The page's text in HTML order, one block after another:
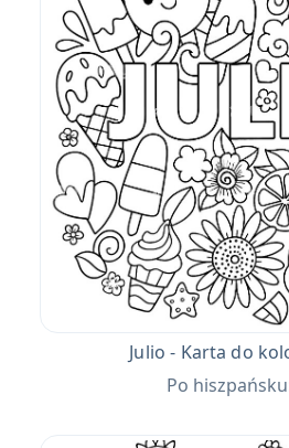
Julio - Karta do
Po